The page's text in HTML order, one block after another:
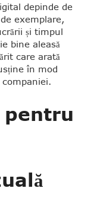
depinde de
exemplare,
și timpul
bine aleasă
care arată
în mod